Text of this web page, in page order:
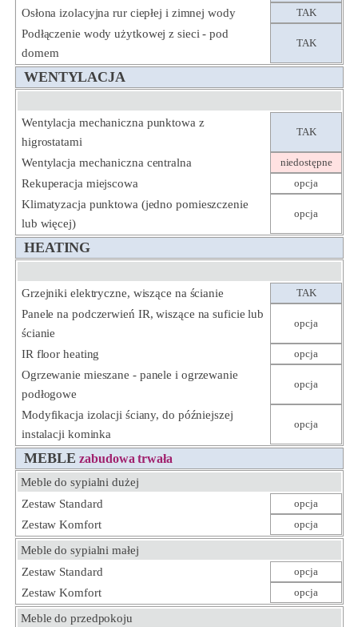
Osłona izolacyjna rur ciepłej i zimnej wody TAK
Podłączenie wody użytkowej z sieci - pod
domem
TAK
WENTYLACJA
Wentylacja mechaniczna punktowa z
higrostatami
TAK
Wentylacja mechaniczna centralna niedostępne
Rekuperacja miejscowa opcja
Klimatyzacja punktowa (jedno pomieszczenie
lub więcej)
opcja
HEATING
Grzejniki elektryczne, wiszące na ścianie TAK
Panele na podczerwień IR, wiszące na suficie lub
ścianie
opcja
IR floor heating opcja
Ogrzewanie mieszane - panele i ogrzewanie
podłogowe
opcja
Modyfikacja izolacji ściany, do późniejszej
instalacji kominka
opcja
MEBLEzabudowa trwała
Meble do sypialni dużej
Zestaw Standard
opcja
Zestaw Komfort opcja
Meble do sypialni małej
Zestaw Standard
opcja
Zestaw Komfort opcja
Meble do przedpokoju